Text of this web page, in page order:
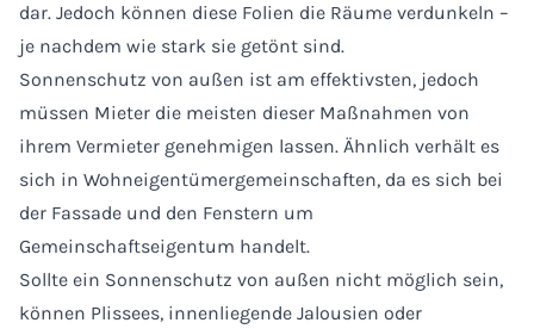
dar. Jedoch können diese Folien die Räume verdunkeln –
je nachdem wie stark sie getönt sind.
Sonnenschutz von außen ist am effektivsten, jedoch
müssen Mieter die meisten dieser Maßnahmen von
ihrem Vermieter genehmigen lassen. Ähnlich verhält es
sich in Wohneigentümergemeinschaften, da es sich bei
der Fassade und den Fenstern um
Gemeinschaftseigentum handelt.
Sollte ein Sonnenschutz von außen nicht möglich sein,
können Plissees, innenliegende Jalousien oder